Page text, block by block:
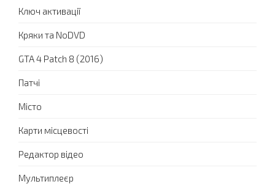
Ключ активації
Кряки та NoDVD
GTA 4 Patch 8 (2016)
Патчі
Місто
Карти місцевості
Редактор відео
Мультиплеєр